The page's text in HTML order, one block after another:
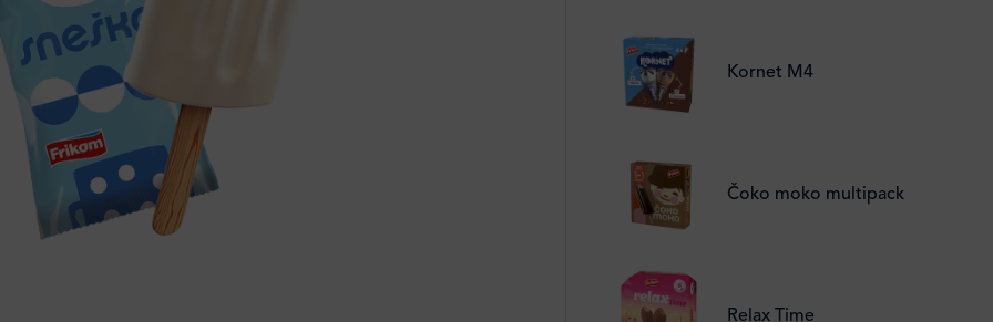
Kornet M4
Čoko moko multipack
Relax Time